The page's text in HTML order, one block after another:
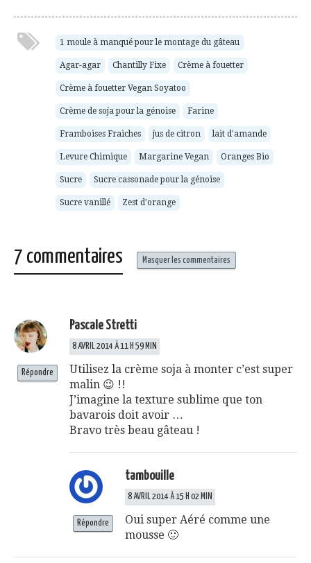
mail
ami(ouvre
nouvelle
dans
fenêtre)
dans
fenêtre)
dans
fenêtre)
dans
fenêtre)
1 moule à manqué pour le montage du gâteau
Agar-agar Chantilly Fixe Crème à fouetter
Crème à fouetter Vegan Soyatoo
Crème de soja pour la génoise Farine
Framboises Fraiches jus de citron lait d'amande
Levure Chimique Margarine Vegan Oranges Bio
Sucre Sucre cassonade pour la génoise
Sucre vanillé Zest d'orange
7 commentaires Masquer les commentaires
Pascale Stretti
8 AVRIL 2014 À 11 H 59 MIN
Utilisez la crème soja à monter c’est super
malin 😉 !!
J’imagine la texture sublime que ton
bavarois doit avoir …
Bravo très beau gâteau !
Répondre
tambouille
8 AVRIL 2014 À 15 H 02 MIN
Oui super Aéré comme une
mousse 🙂
Répondre